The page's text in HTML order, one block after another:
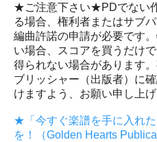
★ご注意下さい★PDでない
る場合、権利者またはサブ
編曲許諾の申請が必要です
い場合、スコアを買うだけ
得られない場合があります
ブリッシャー（出版者）に
けますよう、お願い申し上げ
★「今すぐ楽譜を手に入れ
を！（Golden Hearts